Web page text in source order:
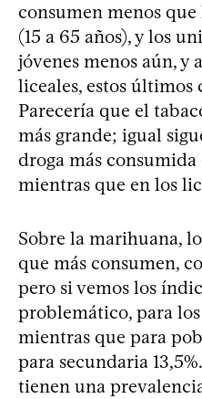
consumen menos
(15 a 65 años), y los
jóvenes menos aún, y
liceales, estos últimos
Parecería que el
más grande; igual
droga más
mientras que en los
Sobre la marihuana,
que más consumen,
pero si vemos los
problemático, para
mientras que para
para secundaria
tienen una